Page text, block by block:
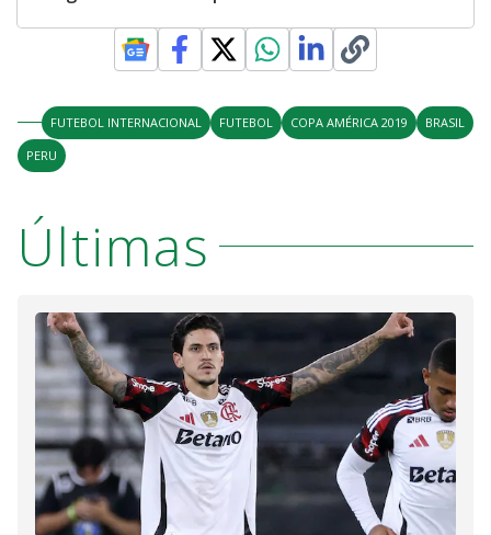
FUTEBOL INTERNACIONAL FUTEBOL COPA AMÉRICA 2019
BRASIL
PERU
Últimas